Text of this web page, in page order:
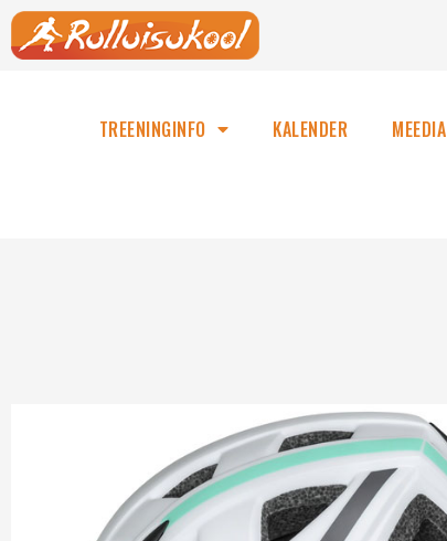
TREENINGINFO KALENDER MEEDIA